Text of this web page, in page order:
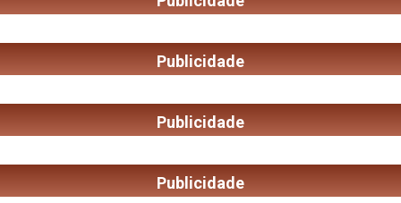
Publicidade
Publicidade
Publicidade